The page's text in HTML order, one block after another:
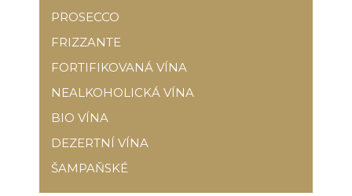
PROSECCO
FRIZZANTE
FORTIFIKOVANÁ VÍNA
NEALKOHOLICKÁ VÍNA
BIO VÍNA
DEZERTNÍ VÍNA
ŠAMPAŇSKÉ